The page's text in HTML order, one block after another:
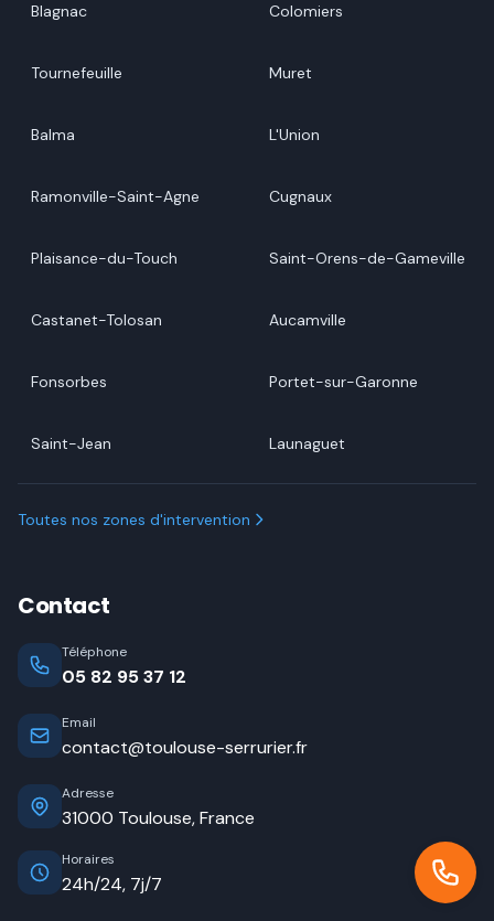
Blagnac Colomiers
Tournefeuille Muret
Balma L'Union
Ramonville-Saint-Agne Cugnaux
Plaisance-du-Touch Saint-Orens-de-Gameville
Castanet-Tolosan Aucamville
Fonsorbes Portet-sur-Garonne
Saint-Jean Launaguet
Toutes nos zones d'intervention
Contact
Téléphone
05 82 95 37 12
Email
contact@toulouse-serrurier.fr
Adresse
31000 Toulouse, France
Horaires
24h/24, 7j/7